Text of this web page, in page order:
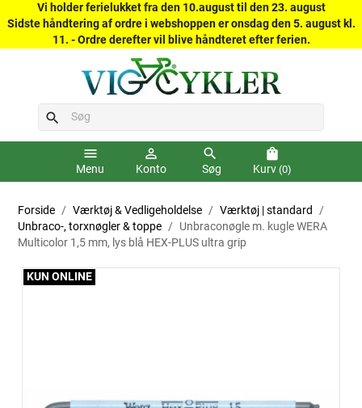
Vi holder ferielukket fra den 10.august til den 23. august
Sidste håndtering af ordre i webshoppen er onsdag den 5. august kl.
11. - Ordre derefter vil blive håndteret efter ferien.
search
menu
Menu
person_outline
Konto
search
Søg
shopping_bag
Kurv (0)
Forside Værktøj & Vedligeholdelse
Værktøj | standard
Unbraco-, torxnøgler & toppe
Unbraconøgle m. kugle WERA
Multicolor 1,5 mm, lys blå HEX-PLUS ultra grip
KUN ONLINE